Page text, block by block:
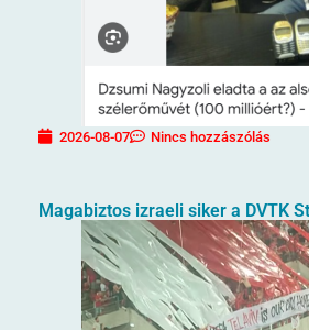
2026-08-07 Nincs hozzászólás
Magabiztos izraeli siker a DVTK